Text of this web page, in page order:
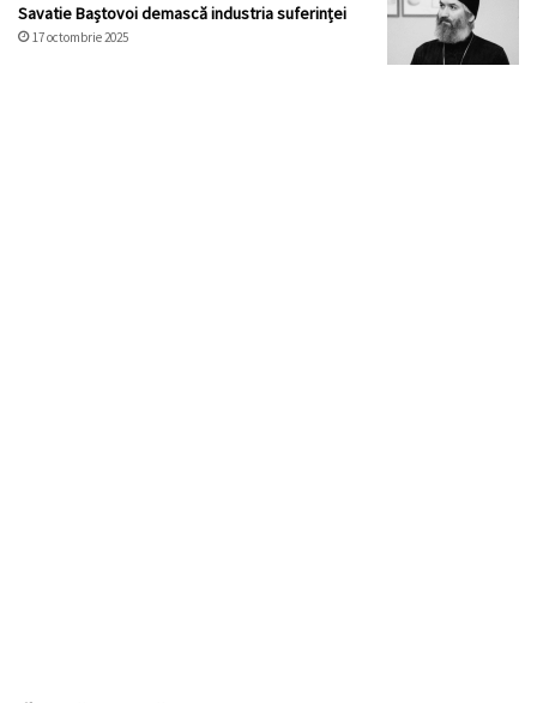
Savatie Baștovoi demască industria suferinței
17 octombrie 2025